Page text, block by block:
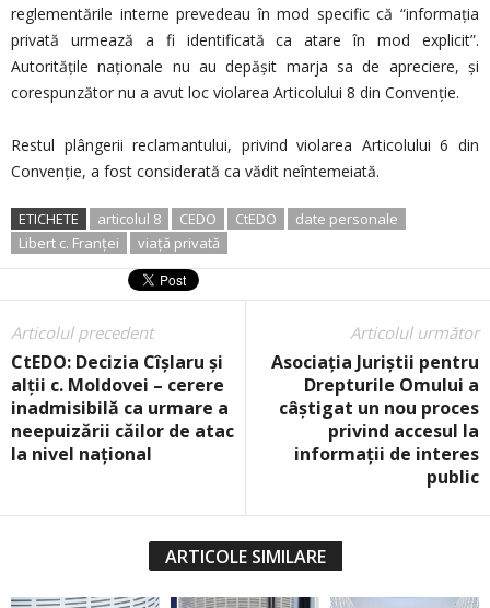
reglementările interne prevedeau în mod specific că “informaţia
privată urmează a fi identificată ca atare în mod explicit”.
Autorităţile naţionale nu au depăşit marja sa de apreciere, şi
corespunzător nu a avut loc violarea Articolului 8 din Convenţie.
Restul plângerii reclamantului, privind violarea Articolului 6 din
Convenţie, a fost considerată ca vădit neîntemeiată.
ETICHETE articolul 8 CEDO CtEDO
date personale
Libert c. Franței
viață privată
Articolul precedent
CtEDO: Decizia Cîșlaru și
alții c. Moldovei – cerere
inadmisibilă ca urmare a
neepuizării căilor de atac
la nivel național
Articolul următor
Asociația Juriștii pentru
Drepturile Omului a
câștigat un nou proces
privind accesul la
informații de interes
public
ARTICOLE SIMILARE